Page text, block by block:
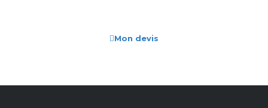
Mon devis